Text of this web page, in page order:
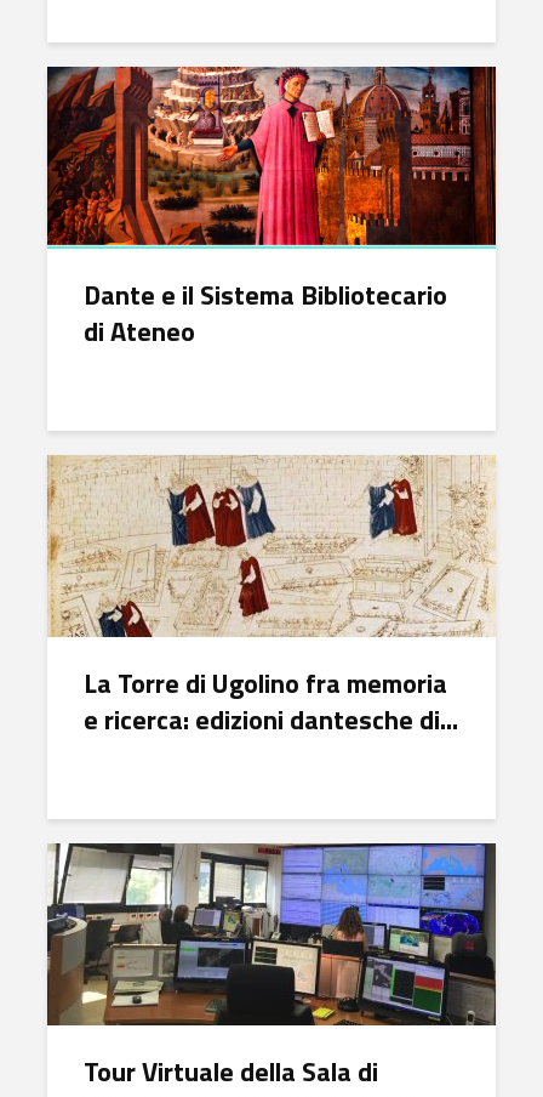
Dante e il Sistema Bibliotecario
di Ateneo
La Torre di Ugolino fra memoria
e ricerca: edizioni dantesche di...
Tour Virtuale della Sala di